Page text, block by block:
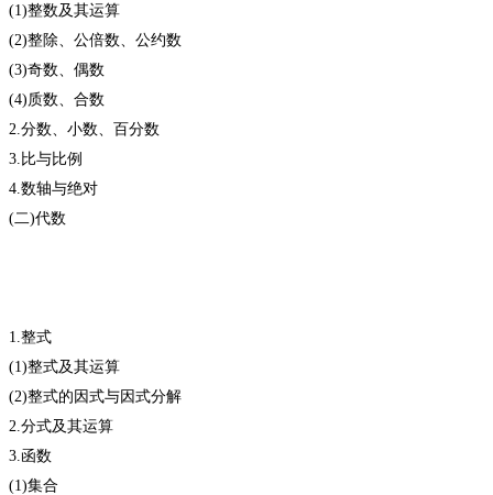
(1)整数及其运算
(2)整除、公倍数、公约数
(3)奇数、偶数
(4)质数、合数
2.分数、小数、百分数
3.比与比例
4.数轴与绝对
(二)代数
1.整式
(1)整式及其运算
(2)整式的因式与因式分解
2.分式及其运算
3.函数
(1)集合